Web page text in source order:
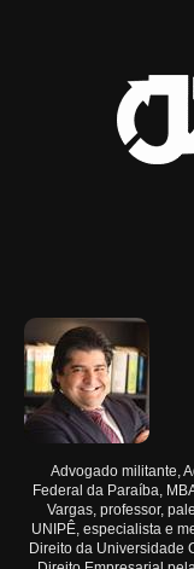
Advogado militante,
Federal da Paraíba,
Vargas, professor,
UNIPÊ, especialista e
Direito da Universidade